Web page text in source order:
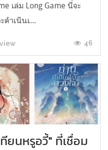
เล่ม Long Game นี่จะ
ดำเนินเ...
46
ยนหรูอวี้" ที่เชื่อม